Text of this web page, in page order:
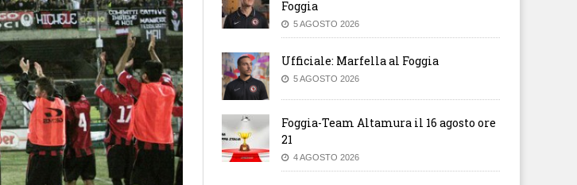
Foggia
5 AGOSTO 2026
Ufficiale: Marfella al Foggia
5 AGOSTO 2026
Foggia-Team Altamura il 16 agosto ore
21
4 AGOSTO 2026